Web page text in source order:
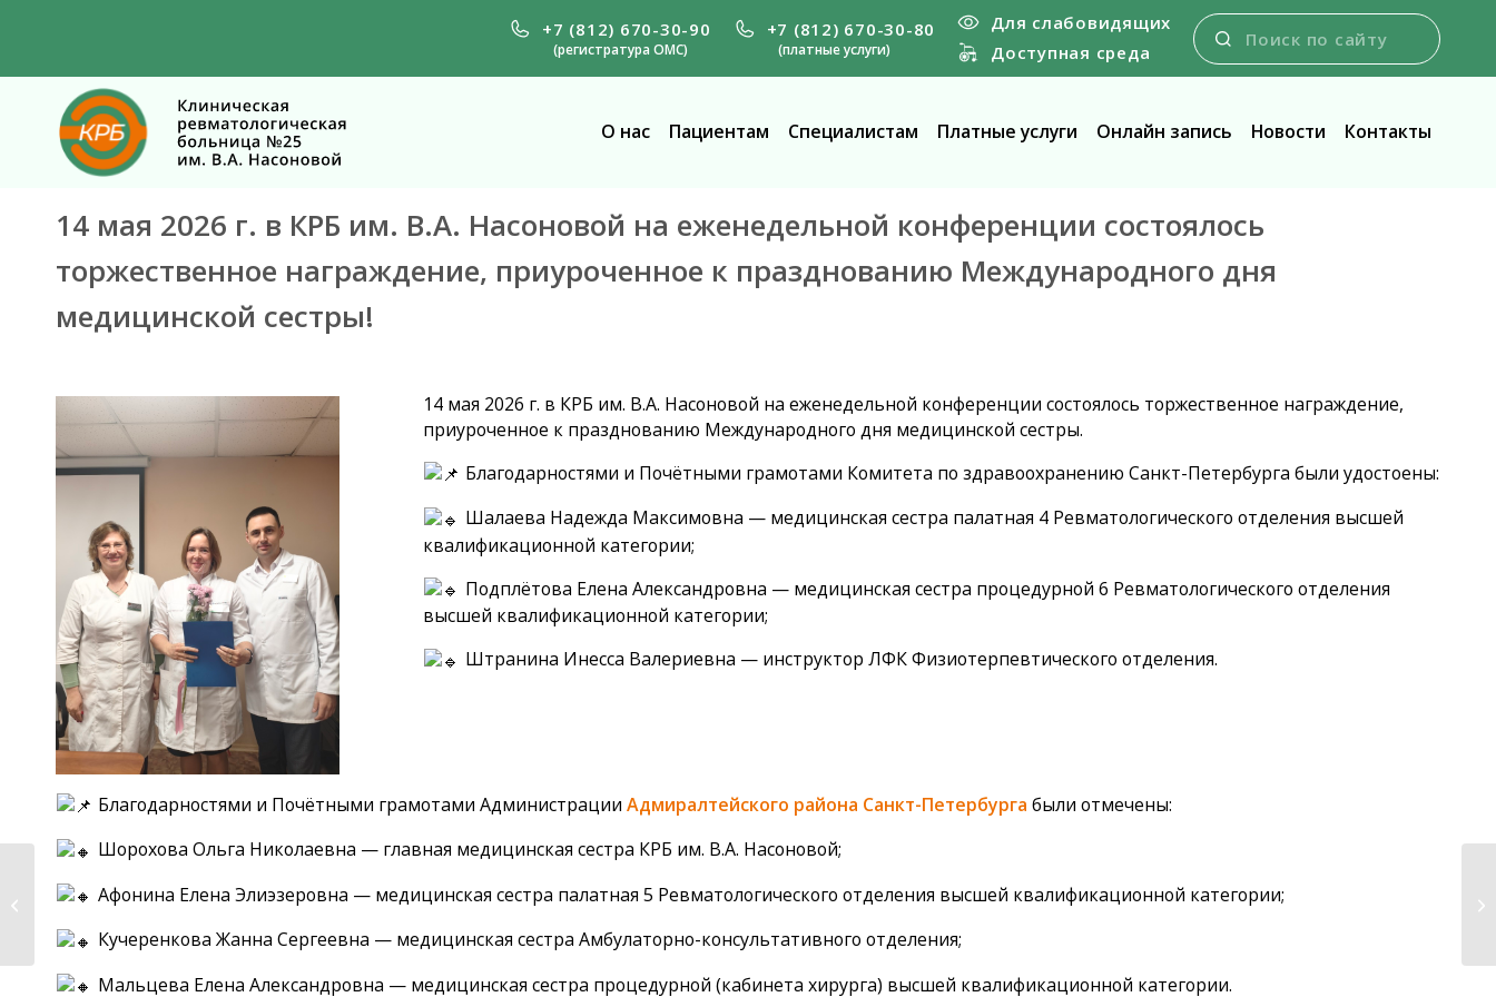
+7 (812) 670-30-90
(регистратура ОМС)
+7 (812) 670-30-80
(платные услуги)
Для слабовидящих
Доступная среда
О нас Пациентам Специалистам Платные услуги Онлайн запись Новости Контакты
14 мая 2026 г. в КРБ им. В.А. Насоновой на еженедельной конференции состоялось
торжественное награждение, приуроченное к празднованию Международного дня
медицинской сестры!
14 мая 2026 г. в КРБ им. В.А. Насоновой на еженедельной конференции состоялось торжественное награждение,
приуроченное к празднованию Международного дня медицинской сестры.
Благодарностями и Почётными грамотами Комитета по здравоохранению Санкт-Петербурга были удостоены:
Шалаева Надежда Максимовна — медицинская сестра палатная 4 Ревматологического отделения высшей
квалификационной категории;
Подплётова Елена Александровна — медицинская сестра процедурной 6 Ревматологического отделения
высшей квалификационной категории;
Штранина Инесса Валериевна — инструктор ЛФК Физиотерпевтического отделения.
Благодарностями и Почётными грамотами АдминистрацииАдмиралтейского района Санкт-Петербурга были отмечены:
Шорохова Ольга Николаевна — главная медицинская сестра КРБ им. В.А. Насоновой;
Афонина Елена Элиэзеровна — медицинская сестра палатная 5 Ревматологического отделения высшей квалификационной категории;
Кучеренкова Жанна Сергеевна — медицинская сестра Амбулаторно-консультативного отделения;
Мальцева Елена Александровна — медицинская сестра процедурной (кабинета хирурга) высшей квалификационной категории.
Приглашаем вас
принять участие в
Школе для...